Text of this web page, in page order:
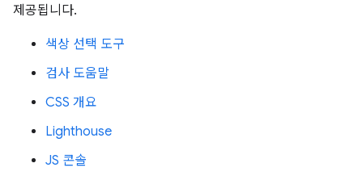
제공됩니다.
색상 선택 도구
검사 도움말
CSS 개요
Lighthouse
JS 콘솔